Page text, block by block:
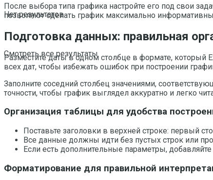
Нет результатов
Смотреть все результаты
После выбора типа графика настройте его под свои
позволяют сделать график максимально
Подготовка данных: правильная
Разместите даты в одном столбце в формате, который
всех дат, чтобы избежать ошибок при построении
Заполните соседний столбец значениями,
точности, чтобы график выглядел аккуратно и легко
Организация таблицы для удобства
Поставьте заголовки в верхней строке: первый
Все данные должны идти без пустых строк или
Если есть дополнительные параметры,
Форматирование для правильной